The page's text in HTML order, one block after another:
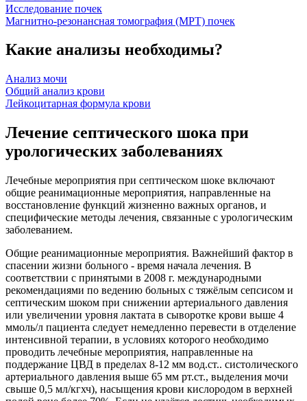
Исследование почек
Магнитно-резонансная томография (МРТ) почек
Какие анализы необходимы?
Анализ мочи
Общий анализ крови
Лейкоцитарная формула крови
Лечение септического шока при
урологических заболеваниях
Лечебные мероприятия при септическом шоке включают
общие реанимационные мероприятия, направленные на
восстановление функций жизненно важных органов, и
специфические методы лечения, связанные с урологическим
заболеванием.
Общие реанимационные мероприятия. Важнейший фактор в
спасении жизни больного - время начала лечения. В
соответствии с принятыми в 2008 г. международными
рекомендациями по ведению больных с тяжёлым сепсисом и
септическим шоком при снижении артериального давления
или увеличении уровня лактата в сыворотке крови выше 4
ммоль/л пациента следует немедленно перевести в отделение
интенсивной терапии, в условиях которого необходимо
проводить лечебные мероприятия, направленные на
поддержание ЦВД в пределах 8-12 мм вод.ст.. систолического
артериального давления выше 65 мм рт.ст., выделения мочи
свыше 0,5 мл/кгхч), насыщения крови кислородом в верхней